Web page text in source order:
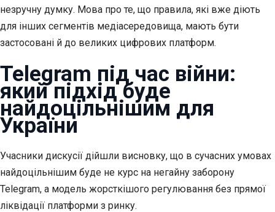
незручну думку. Мова про те, що правила, які вже діють
для інших сегментів медіасередовища, мають бути
застосовані й до великих цифрових платформ.
Telegram під час війни:
який підхід буде
найдоцільнішим для
України
Учасники дискусії дійшли висновку, що в сучасних умовах
найдоцільнішим буде не курс на негайну заборону
Telegram, а модель жорсткішого регулювання без прямої
ліквідації платформи з ринку.